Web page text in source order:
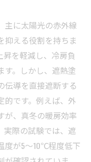
主に太陽光の赤外線
抑える役割を持ちま
を軽減し、冷房負
す。しかし、遮熱塗
伝導を直接遮断する
的です。例えば、外
が、真冬の暖房効率
実際の試験では、遮
度が5～10℃程度低下